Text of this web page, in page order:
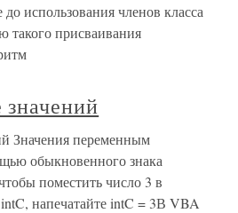
использования членов класса
присваивания
Значения переменным
обыкновенного знака
поместить число 3 в
напечатайте intC = 3В VBA